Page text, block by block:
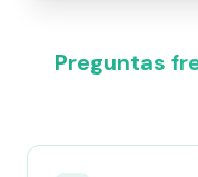
Preguntas